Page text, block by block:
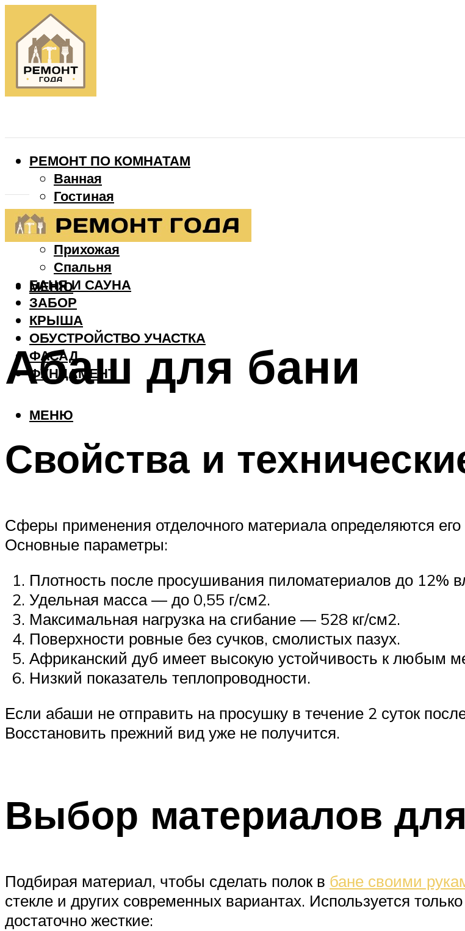
РЕМОНТ ПО КОМНАТАМ
Ванная
Гостиная
Детская
Кухня
Прихожая
Спальня
БАНЯ И САУНА
ЗАБОР
КРЫША
ОБУСТРОЙСТВО УЧАСТКА
ФАСАД
ФУНДАМЕНТ
МЕНЮ
МЕНЮ
Абаш для бани
Свойства и
Сферы применения отделочного материала определяются
Основные параметры:
Плотность после просушивания пиломатериалов до 12%
Удельная масса — до 0,55 г/см2.
Максимальная нагрузка на сгибание — 528 кг/см2.
Поверхности ровные без сучков, смолистых пазух.
Африканский дуб имеет высокую устойчивость к любым
Низкий показатель теплопроводности.
Если абаши не отправить на просушку в течение 2 суток
Восстановить прежний вид уже не получится.
Выбор материалов
Подбирая материал, чтобы сделать полок в бане своими
стекле и других современных вариантах. Используется
достаточно жесткие: